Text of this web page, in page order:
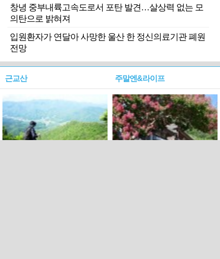
창녕 중부내륙고속도로서 포탄 발견…살상력 없는 모
의탄으로 밝혀져
입원환자가 연달아 사망한 울산 한 정신의료기관 폐원
전망
근교산 주말엔&라이프